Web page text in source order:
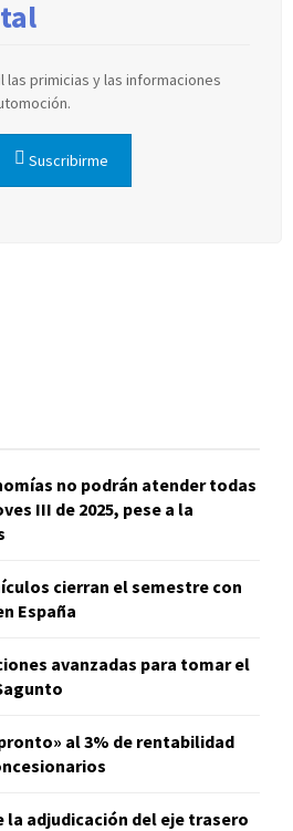
las primicias y las informaciones
Suscribirme
no podrán atender todas
III de 2025, pese a la
cierran el semestre con
España
avanzadas para tomar el
al 3% de rentabilidad
la adjudicación del eje trasero